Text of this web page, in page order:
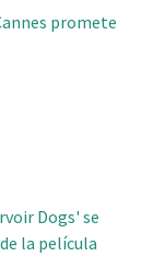
promete
Dogs' se
la película